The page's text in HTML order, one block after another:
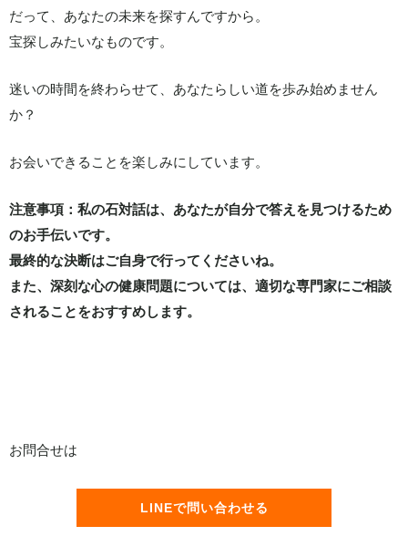
だって、あなたの未来を探すんですから。
宝探しみたいなものです。
迷いの時間を終わらせて、あなたらしい道を歩み始めません
か？
お会いできることを楽しみにしています。
注意事項：私の石対話は、あなたが自分で答えを見つけるため
のお手伝いです。
最終的な決断はご自身で行ってくださいね。
また、深刻な心の健康問題については、適切な専門家にご相談
されることをおすすめします。
お問合せは
LINEで問い合わせる